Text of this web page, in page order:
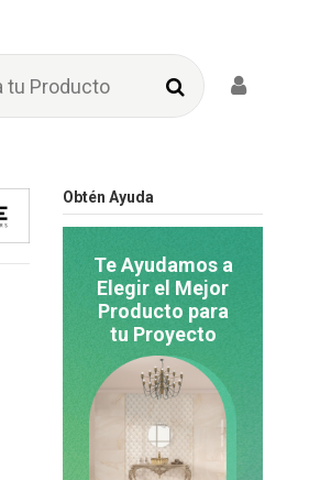
Obtén Ayuda
Te Ayudamos a
Elegir el Mejor
Producto para
tu Proyecto